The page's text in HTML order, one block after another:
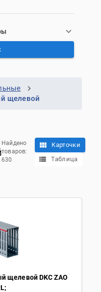
щелевой
Найдено
товаров:
630
Карточки
Таблица
щелевой DKC ZAO